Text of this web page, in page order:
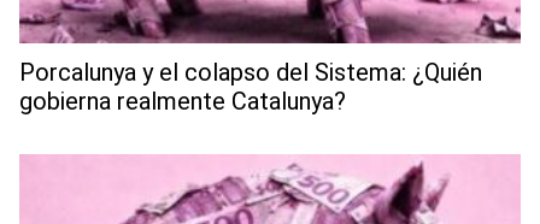
Porcalunya y el colapso del Sistema: ¿Quién
gobierna realmente Catalunya?